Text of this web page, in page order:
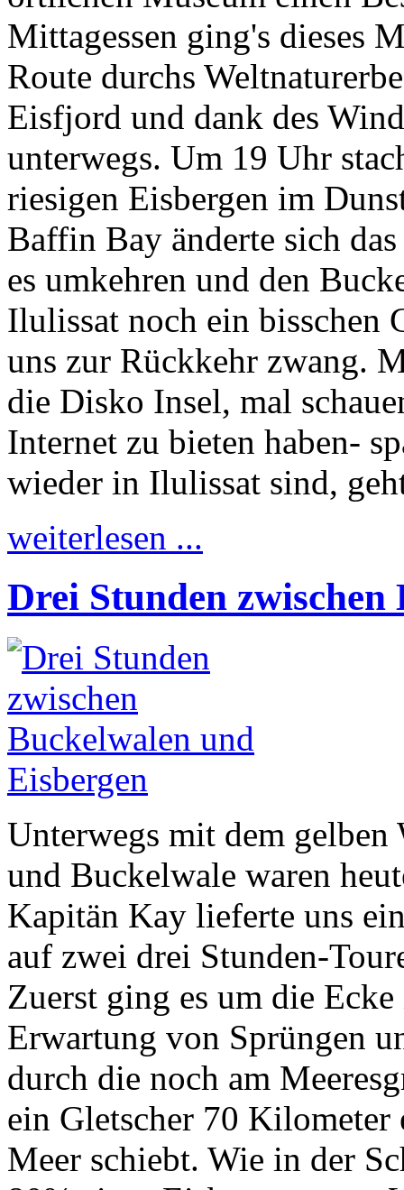
Mittagessen ging's dieses
Route durchs
Eisfjord und dank des
unterwegs. Um 19 Uhr
riesigen Eisbergen im
Baffin Bay änderte sich
es umkehren und den
Ilulissat noch ein bisschen
uns zur Rückkehr zwang.
die Disko Insel, mal
Internet zu bieten haben-
wieder in Ilulissat sind,
weiterlesen ...
Drei Stunden
Unterwegs mit dem gelben
und Buckelwale waren
Kapitän Kay lieferte uns
auf zwei drei Stunden-
Zuerst ging es um die
Erwartung von Sprüngen
durch die noch am
ein Gletscher 70
Meer schiebt. Wie in der